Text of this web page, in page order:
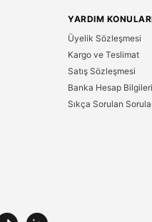
YARDIM
Üyelik Sözleşmesi
Kargo ve Teslimat
Satış Sözleşmesi
Banka Hesap Bilgileri
Sıkça Sorulan